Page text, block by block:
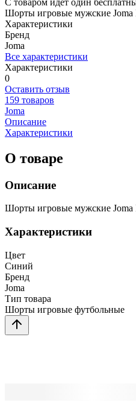
Шорты игровые мужские
Характеристики
Бренд
Joma
Все характеристики
Характеристики
0
Оставить отзыв
159 товаров
Joma
Описание
Характеристики
О товаре
Описание
Шорты игровые мужские
Характеристики
Цвет
Синий
Бренд
Joma
Тип товара
Шорты игровые футбольные